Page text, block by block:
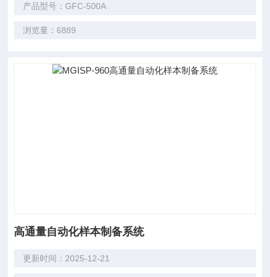
产品型号：GFC-500A
浏览量：6889
高通量自动化样本制备系统
更新时间：2025-12-21